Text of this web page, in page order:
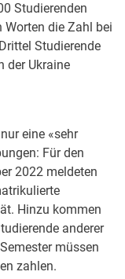
Studierenden
die Zahl bei
Studierende
der Ukraine
eine «sehr
Für den
2022 meldeten
Hinzu kommen
anderer
müssen
zahlen.